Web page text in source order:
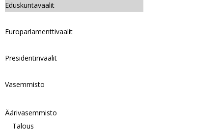
Eduskuntavaalit
Europarlamenttivaalit
Presidentinvaalit
Vasemmisto
Äärivasemmisto
Talous